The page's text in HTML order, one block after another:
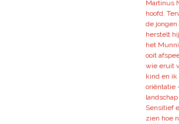
Martinus
hoofd.
de
herstelt
het
ooit
wie eruit
kind en ik
oriëntatie
Sensitief
zien hoe